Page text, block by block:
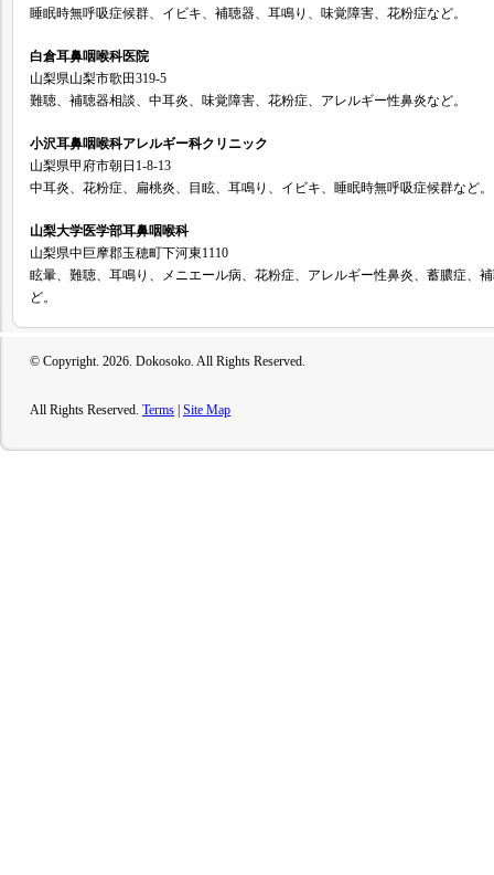
睡眠時無呼吸症候群、イビキ、補聴器、耳鳴り、味覚障害、花粉症など。
白倉耳鼻咽喉科医院
山梨県山梨市歌田319-5
難聴、補聴器相談、中耳炎、味覚障害、花粉症、アレルギー性鼻炎など。
小沢耳鼻咽喉科アレルギー科クリニック
山梨県甲府市朝日1-8-13
中耳炎、花粉症、扁桃炎、目眩、耳鳴り、イビキ、睡眠時無呼吸症候群など。
山梨大学医学部耳鼻咽喉科
山梨県中巨摩郡玉穂町下河東1110
眩暈、難聴、耳鳴り、メニエール病、花粉症、アレルギー性鼻炎、蓄膿症、
ど。
© Copyright. 2026. Dokosoko. All Rights Reserved.
All Rights Reserved. Terms Site Map